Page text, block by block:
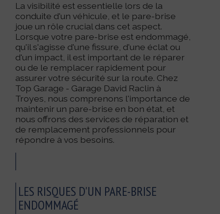
La visibilité est essentielle lors de la
conduite d'un véhicule, et le pare-brise
joue un rôle crucial dans cet aspect.
Lorsque votre pare-brise est endommagé,
qu'il s'agisse d'une fissure, d'une éclat ou
d'un impact, il est important de le réparer
ou de le remplacer rapidement pour
assurer votre sécurité sur la route. Chez
Top Garage - Garage David Raclin à
Troyes, nous comprenons l'importance de
maintenir un pare-brise en bon état, et
nous offrons des services de réparation et
de remplacement professionnels pour
répondre à vos besoins.
LES RISQUES D'UN PARE-BRISE
ENDOMMAGÉ